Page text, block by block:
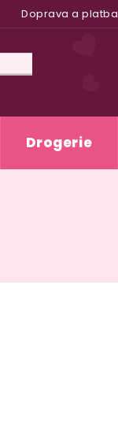
Doprava a platba
Drogerie